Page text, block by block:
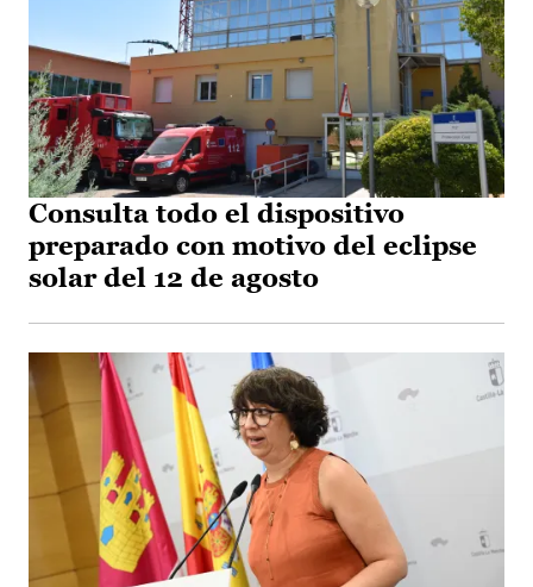
Consulta todo el dispositivo
preparado con motivo del eclipse
solar del 12 de agosto